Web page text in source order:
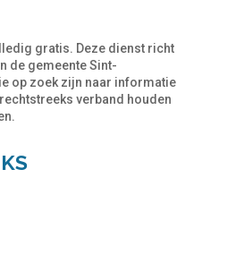
gratis. Deze dienst richt
de gemeente Sint-
op zoek zijn naar informatie
verband houden